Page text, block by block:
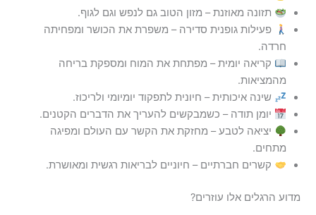
תזונה מאוזנת – מזון הטוב גם לנפש וגם לגוף.
פעילות גופנית סדירה – משפרת את הכושר ומפחיתה
חרדה.
קריאה יומית – מפתחת את המוח ומספקת בריחה
מהמציאות.
שינה איכותית – חיונית לתפקוד יומיומי ולריכוז.
יומן תודה – כשמבקשים להעריך את הדברים הקטנים.
יציאה לטבע – מחזקת את הקשר עם העולם ומפיגה
מתחים.
קשרים חברתיים – חיוניים לבריאות רגשית ומאושרת.
מדוע הרגלים אלו עוזרים?